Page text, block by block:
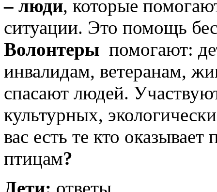
– люди, которые
ситуации. Это помощь
Волонтеры помогают:
инвалидам, ветеранам,
спасают людей.
культурных,
вас есть те кто
птицам?